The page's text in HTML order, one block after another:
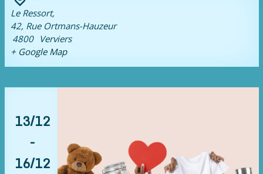
Le Ressort,
42, Rue Ortmans-Hauzeur
4800
Verviers
+ Google Map
13/12
-
16/12